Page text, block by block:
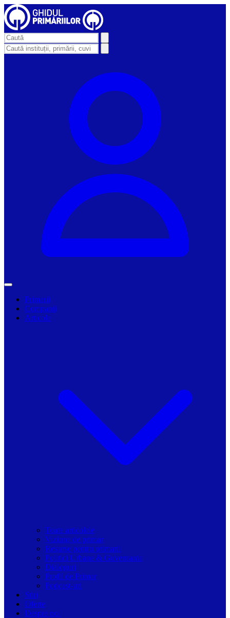
Primarii
Companii
Articole
Toate articolele
Viziune de primar
Resurse pentru primarii
Politici Urbane & Guvernanta
Dialoguri
Profil de Primar
Podcast-uri
Stiri
Oferte
Despre noi